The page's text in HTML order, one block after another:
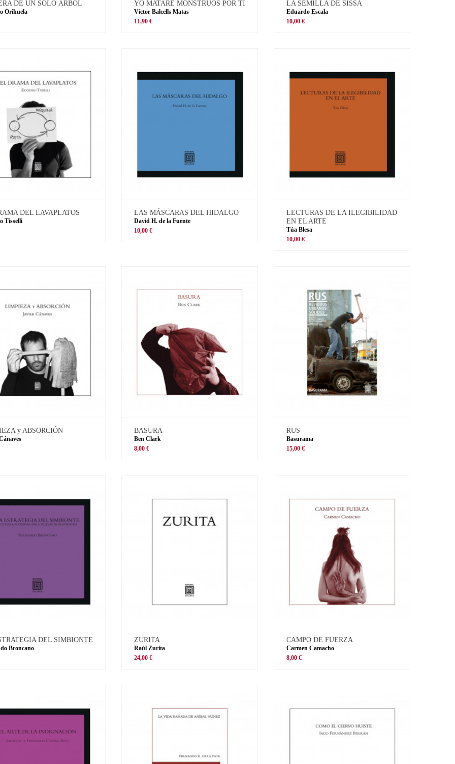
DE UN SOLO ÁRBOL
Orihuela
YO MATARÉ MONSTRUOS POR TI
Víctor Balcells Matas
11,90 €
LA SEMILLA DE SISSA
Eduardo Escala
10,00 €
DEL LAVAPLATOS
Tisselli
LAS MÁSCARAS DEL HIDALGO
David H. de la Fuente
10,00 €
LECTURAS DE LA ILEGIBILIDAD
EN EL ARTE
Túa Blesa
10,00 €
y ABSORCIÓN BASURA
Ben Clark
8,00 €
RUS
Basurama
15,00 €
DEL SIMBIONTE
Broncano
ZURITA
Raúl Zurita
24,00 €
CAMPO DE FUERZA
Carmen Camacho
8,00 €